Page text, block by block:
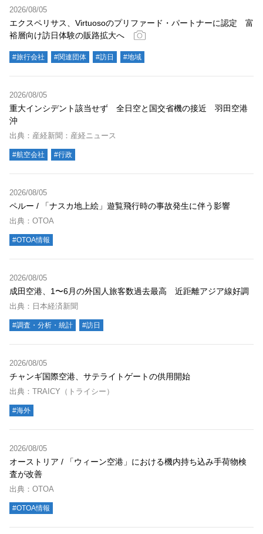
2026/08/05
エクスペリサス、Virtuosoのプリファード・パートナーに認定 富
裕層向け訪日体験の販路拡大へ
#旅行会社 #関連団体 #訪日 #地域
2026/08/05
重大インシデント該当せず 全日空と国交省機の接近 羽田空港
沖
出典：産経新聞：産経ニュース
#航空会社 #行政
2026/08/05
ペルー / 「ナスカ地上絵」遊覧飛行時の事故発生に伴う影響
出典：OTOA
#OTOA情報
2026/08/05
成田空港、1〜6月の外国人旅客数過去最高 近距離アジア線好調
出典：日本経済新聞
#調査・分析・統計 #訪日
2026/08/05
チャンギ国際空港、サテライトゲートの供用開始
出典：TRAICY（トライシー）
#海外
2026/08/05
オーストリア / 「ウィーン空港」における機内持ち込み手荷物検
査が改善
出典：OTOA
#OTOA情報